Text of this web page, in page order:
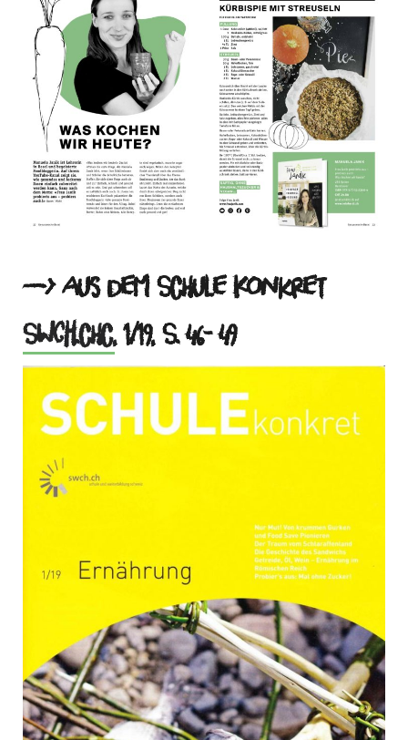
—> aus dem Schule Konkret
SWCH.chc,1/19, S. 46- 49